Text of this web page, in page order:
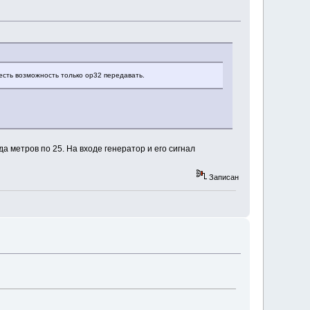
возможность только ор32 передавать.
метров по 25. На входе генератор и его сигнал
Записан